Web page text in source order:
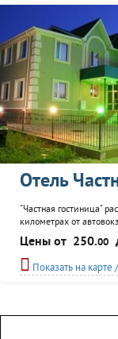
Отель
"Частная гостиница"
километрах от
конно-спортивная
двухэтажный особняк
беседками, мангалами,
пищи. Всего в
Цены от 250.00
Показать на